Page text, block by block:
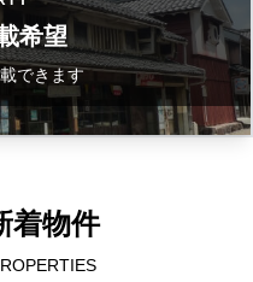
希望
できます
着物件